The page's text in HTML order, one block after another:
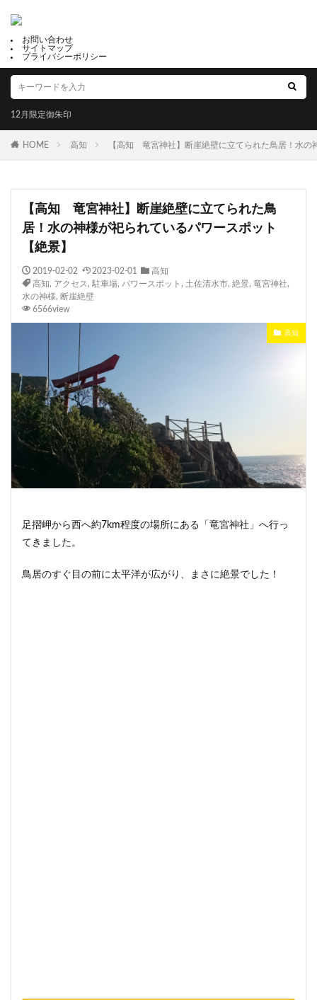
お問い合わせ
サイトマップ
プライバシーポリシー
12月限定御朱印
HOME 高知 【高知 竜宮神社】断崖絶壁に立てられた鳥居！水の
【高知 竜宮神社】断崖絶壁に立てられた鳥
居！水の神様が祀られているパワースポット
【絶景】
2019-02-02 2023-02-01
高知
高知, アクセス , 駐車場, パワースポット , 土佐清水市, 絶景, 竜宮神社,
水の神様, 断崖絶壁
6566view
高知
足摺岬から西へ約7km程度の場所にある「竜宮神社」へ行っ
てきました。
鳥居のすぐ目の前に太平洋が広がり、まさに絶景でした！